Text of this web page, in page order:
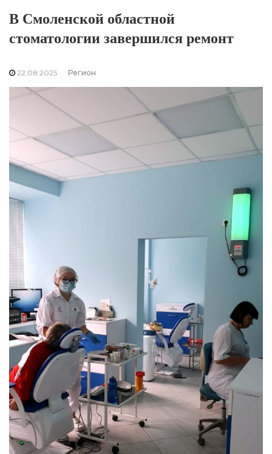
В Смоленской областной
стоматологии завершился ремонт
22.08.2025 Регион